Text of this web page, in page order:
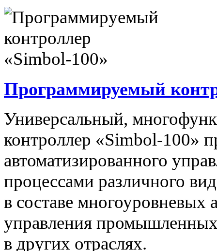
Программируемый
Универсальный,
контроллер «Simbol-100»
автоматизированного
процессами различного
в составе многоуровневых
управления
в других отраслях.